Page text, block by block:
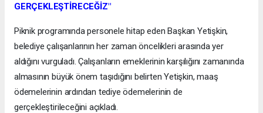
GERÇEKLEŞTİRECEĞİZ"
Piknik programında personele hitap eden Başkan Yetişkin,
belediye çalışanlarının her zaman öncelikleri arasında yer
aldığını vurguladı. Çalışanların emeklerinin karşılığını zamanında
almasının büyük önem taşıdığını belirten Yetişkin, maaş
ödemelerinin ardından tediye ödemelerinin de
gerçekleştirileceğini açıkladı.